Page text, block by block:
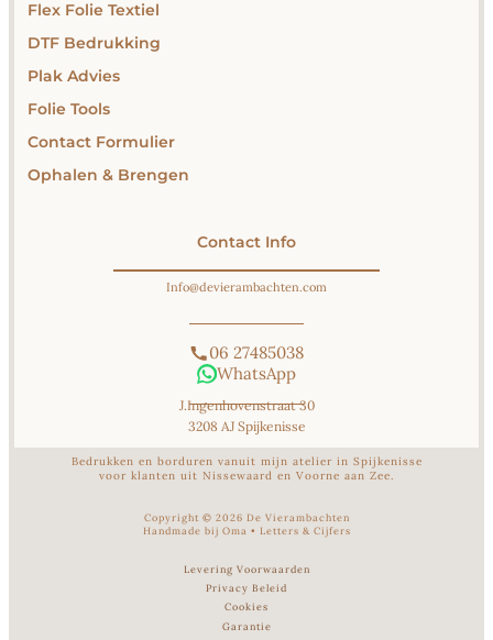
Flex Folie Textiel
DTF Bedrukking
Plak Advies
Folie Tools
Contact Formulier
Ophalen & Brengen
Contact Info
Info@devierambachten.com
06 27485038
WhatsApp
J.Ingenhovenstraat 30
3208 AJ Spijkenisse
Bedrukken en borduren vanuit mijn atelier in Spijkenisse
voor klanten uit Nissewaard en Voorne aan Zee.
Copyright © 2026 De Vierambachten
Handmade bij Oma • Letters & Cijfers
Levering Voorwaarden
Privacy Beleid
Cookies
Garantie